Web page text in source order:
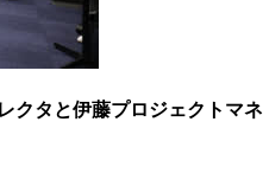
タと伊藤プロジェクトマ